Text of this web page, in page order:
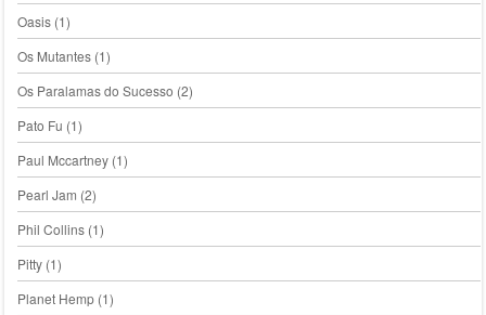
Oasis(1)
Os Mutantes(1)
Os Paralamas do Sucesso (2)
Pato Fu (1)
Paul Mccartney(1)
Pearl Jam (2)
Phil Collins(1)
Pitty(1)
Planet Hemp(1)